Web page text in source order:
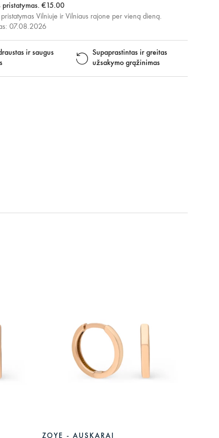
pristatymas. €15.00
Vilniuje ir Vilniaus rajone per vieną dieną.
07.08.2026
ir saugus
Supaprastintas ir greitas
užsakymo grąžinimas
ZOYE - AUSKARAI